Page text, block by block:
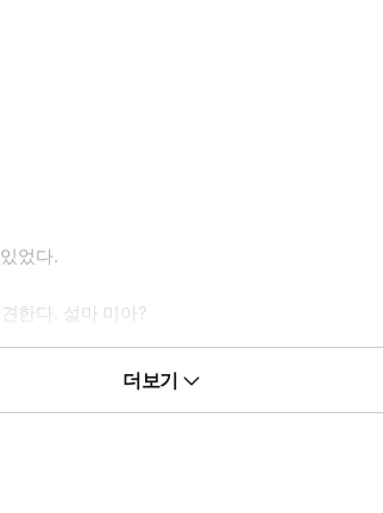
었다.
한다. 설마 미아?
입막음료로 수표를 건넸다.
더보기